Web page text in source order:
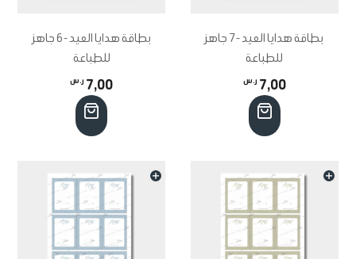
بطاقة هدايا العيد -7 جاهز
للطباعة
7,00 ر.س
بطاقة هدايا العيد -6 جاهز
للطباعة
7,00 ر.س